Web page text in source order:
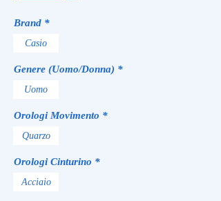
Brand *
Casio
Genere (Uomo/Donna) *
Uomo
Orologi Movimento *
Quarzo
Orologi Cinturino *
Acciaio